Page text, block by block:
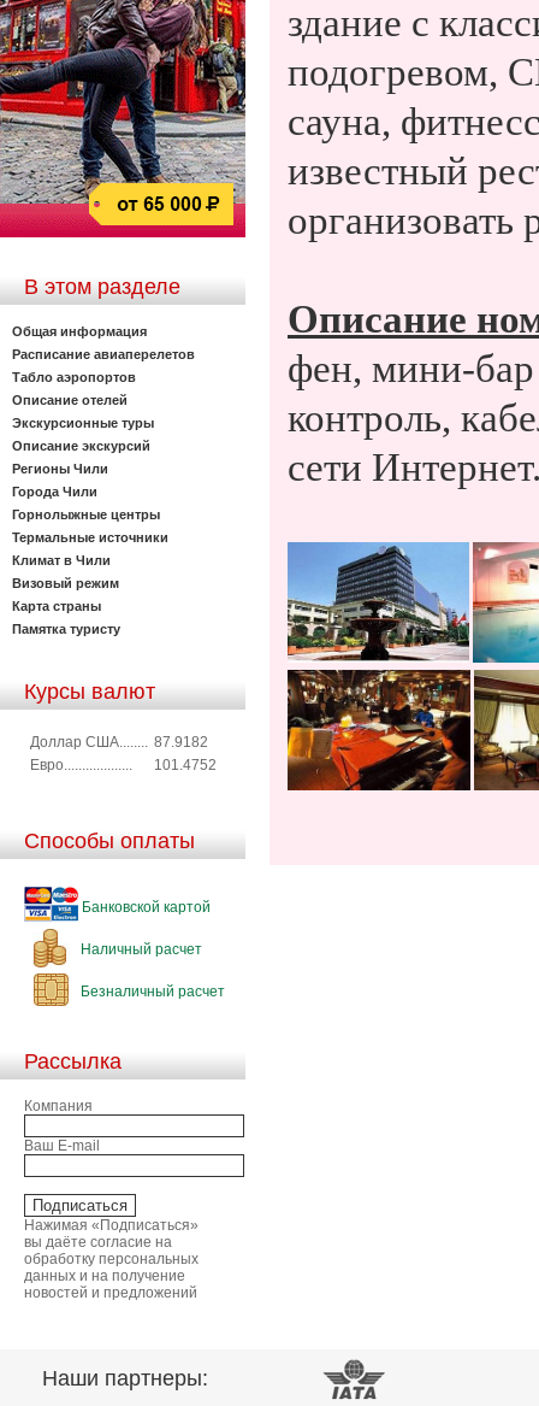
В этом разделе
Общая информация
Расписание авиаперелетов
Табло аэропортов
Описание отелей
Экскурсионные туры
Описание экскурсий
Регионы Чили
Города Чили
Горнолыжные центры
Термальные источники
Климат в Чили
Визовый режим
Карта страны
Памятка туристу
Курсы валют
Доллар США........ 87.9182
Евро...................
101.4752
Способы оплаты
Банковской картой
Наличный расчет
Безналичный расчет
Рассылка
Компания
Ваш E-mail
Нажимая «Подписаться»
вы даёте согласие на
обработку персональных
данных и на получение
новостей и предложений
здание с
подогревом,
сауна,
известный
организовать
Описание
фен, мини-
контроль,
сети
Наши партнеры: